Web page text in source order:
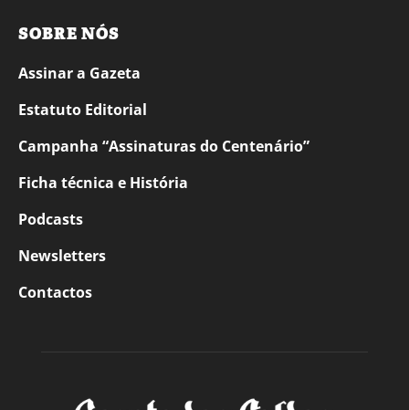
SOBRE NÓS
Assinar a Gazeta
Estatuto Editorial
Campanha “Assinaturas do Centenário”
Ficha técnica e História
Podcasts
Newsletters
Contactos